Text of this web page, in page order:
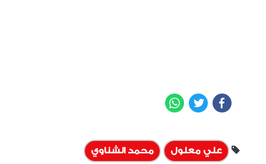
Facebook
Twitter
علي معلول محمد الشناوي